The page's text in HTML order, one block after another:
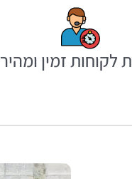
לקוחות זמין ומהיר